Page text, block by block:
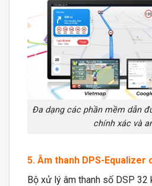
Đa dạng các phần mềm dẫn
chính xác và
5. Âm thanh DPS-Equalizer
Bộ xử lý âm thanh số DSP 32